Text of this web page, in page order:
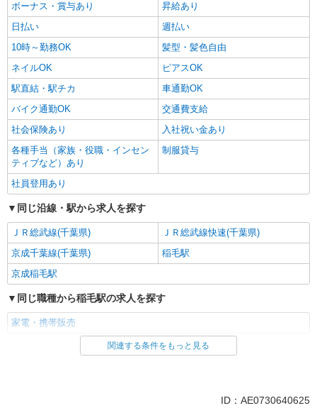
ボーナス・賞与あり
昇給あり
日払い
週払い
10時～勤務OK
髪型・髪色自由
ネイルOK
ピアスOK
駅直結・駅チカ
車通勤OK
バイク通勤OK
交通費支給
社会保険あり
入社祝い金あり
各種手当（家族・役職・インセン
ティブなど）あり
制服貸与
社員登用あり
同じ沿線・駅から求人を探す
ＪＲ総武線(千葉県)
ＪＲ総武線快速(千葉県)
京成千葉線(千葉県)
稲毛駅
京成稲毛駅
同じ職種から稲毛駅の求人を探す
家電・携帯販売
同じ雇用形態から稲毛駅の求人を探す
関連する条件をもっと見る
ID：AE0730640625